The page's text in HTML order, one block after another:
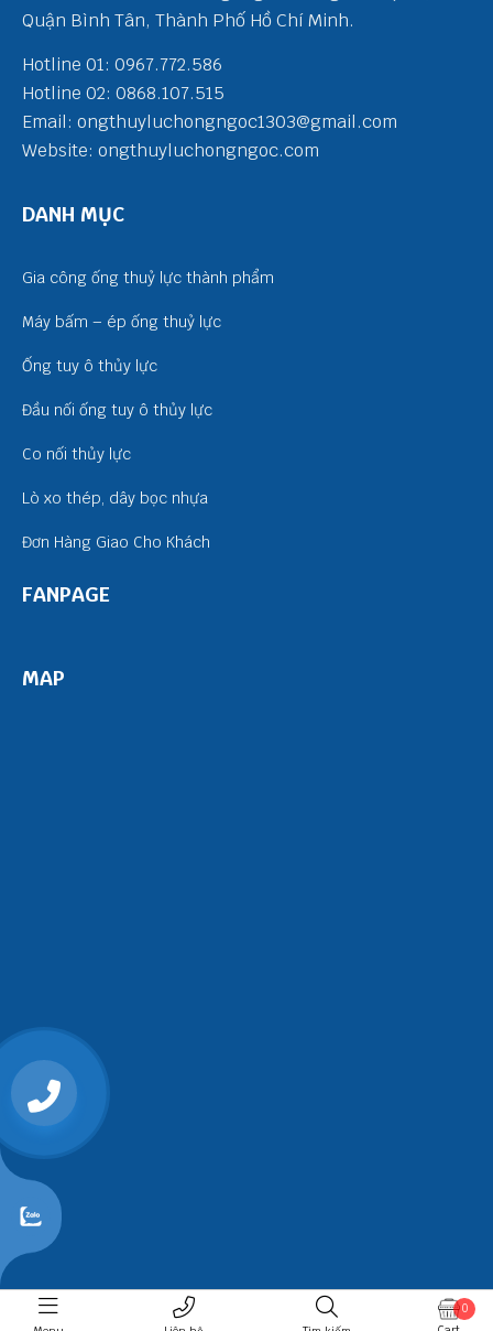
0
Quận Bình Tân, Thành Phố Hồ Chí Minh.
Hotline 01: 0967.772.586
Hotline 02: 0868.107.515
Email: ongthuyluchongngoc1303@gmail.com
Website: ongthuyluchongngoc.com
DANH MỤC
Gia công ống thuỷ lực thành phẩm
Máy bấm – ép ống thuỷ lực
Ống tuy ô thủy lực
Đầu nối ống tuy ô thủy lực
Co nối thủy lực
Lò xo thép, dây bọc nhựa
Đơn Hàng Giao Cho Khách
FANPAGE
MAP
0868107515